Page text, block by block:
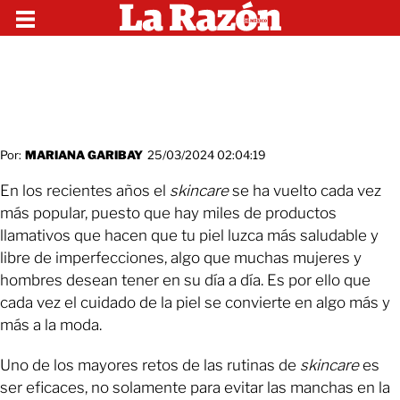
Por: MARIANA GARIBAY 25/03/2024 02:04:19
En los recientes años el skincarese ha vuelto cada vez
más popular, puesto que hay miles de productos
llamativos que hacen que tu piel luzca más saludable y
libre de imperfecciones, algo que muchas mujeres y
hombres desean tener en su día a día. Es por ello que
cada vez el cuidado de la piel se convierte en algo más y
más a la moda.
Uno de los mayores retos de las rutinas de skincarees
ser eficaces, no solamente para evitar las manchas en la